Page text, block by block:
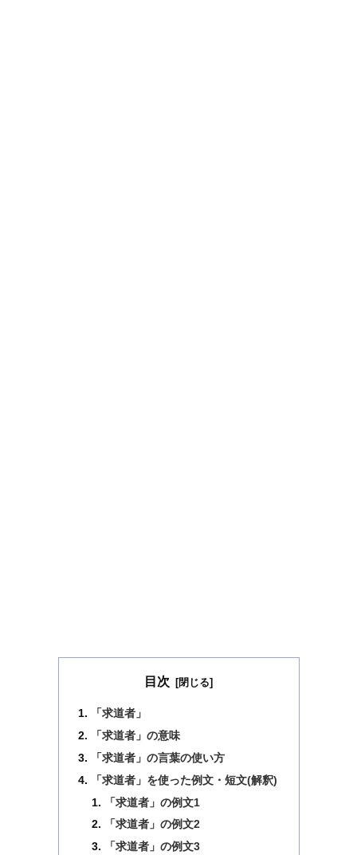
目次
「求道者」
「求道者」の意味
「求道者」の言葉の使い方
「求道者」を使った例文・短文(解釈)
「求道者」の例文1
「求道者」の例文2
「求道者」の例文3